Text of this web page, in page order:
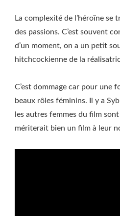
La complexité de l’héroïne se
des passions. C’est souvent
d’un moment, on a un petit
hitchcockienne de la
C’est dommage car pour une
beaux rôles féminins. Il y a
les autres femmes du film
mériterait bien un film à leur